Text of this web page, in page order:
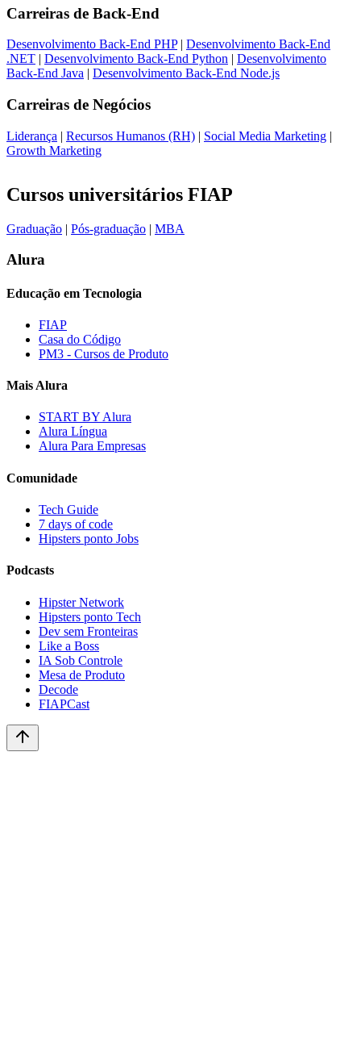
Carreiras de Back-End
Desenvolvimento Back-End PHP| Desenvolvimento Back-End
.NET | Desenvolvimento Back-End Python | Desenvolvimento
Back-End Java | Desenvolvimento Back-End Node.js
Carreiras de Negócios
Liderança | Recursos Humanos (RH) | Social Media Marketing |
Growth Marketing
Cursos universitários FIAP
Graduação | Pós-graduação | MBA
Alura
Educação em Tecnologia
FIAP
Casa do Código
PM3 - Cursos de Produto
Mais Alura
START BY Alura
Alura Língua
Alura Para Empresas
Comunidade
Tech Guide
7 days of code
Hipsters ponto Jobs
Podcasts
Hipster Network
Hipsters ponto Tech
Dev sem Fronteiras
Like a Boss
IA Sob Controle
Mesa de Produto
Decode
FIAPCast